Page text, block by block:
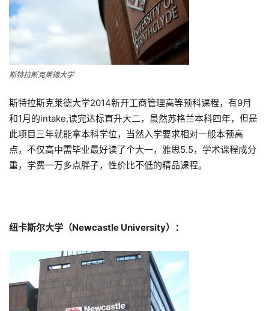
斯特拉斯克莱德大学
斯特拉斯克莱德大学2014新开工商管理高等预科课程，有9月
和1月的intake,读完达标直升大二，虽然苏格兰本科四年，但是
此项目三年就能拿本科学位，当然入学要求相对一般本预高
点，不仅高中需毕业最好读了个大一，雅思5.5，学术课程成分
重，学费一万多点胖子，性价比不低的精品课程。
纽卡斯尔大学（Newcastle University）：